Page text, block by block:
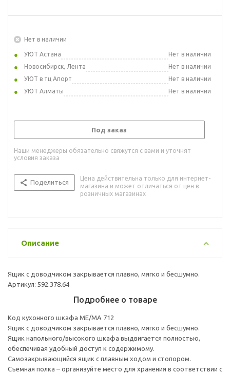
Нет в наличии
УЮТ Астана
Нет в наличии
Новосибирск, Лента
Нет в наличии
УЮТ в тц Апорт
Нет в наличии
УЮТ Алматы
Нет в наличии
Под заказ
Наши менеджеры обязательно свяжутся с вами и уточнят
условия заказа
Поделиться
Цена действительна только для интернет-
магазина и может отличаться от цен в
розничных магазинах
Описание
Ящик с доводчиком закрывается плавно, мягко и бесшумно.
Артикул: 592.378.64
Подробнее о товаре
Код кухонного шкафа ME/MA 712
Ящик с доводчиком закрывается плавно, мягко и бесшумно.
Ящик напольного/высокого шкафа выдвигается полностью,
обеспечивая удобный доступ к содержимому.
Cамозакрывающийся ящик с плавным ходом и стопором.
Съемная полка – организуйте место для хранения в соответствии с